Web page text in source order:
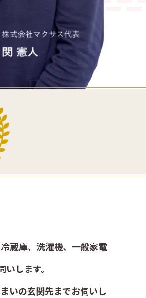
蔵庫、洗濯機、一般家電
します。
いの玄関先までお伺いし